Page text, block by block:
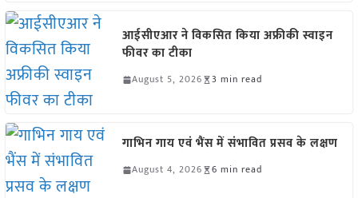
आईसीएआर ने विकसित किया अफ्रीकी स्वाइन
फीवर का टीका
August 5, 2026 3 min read
गाभिन गाय एवं भैंस में संभावित प्रसव के लक्षण
August 4, 2026 6 min read